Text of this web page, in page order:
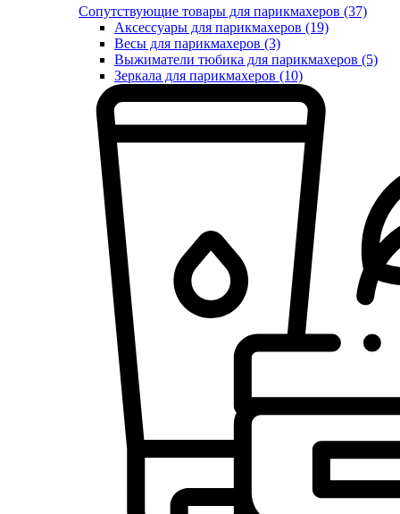
Сопутствующие товары для парикмахеров (37)
Аксессуары для парикмахеров (19)
Весы для парикмахеров (3)
Выжиматели тюбика для парикмахеров (5)
Зеркала для парикмахеров (10)